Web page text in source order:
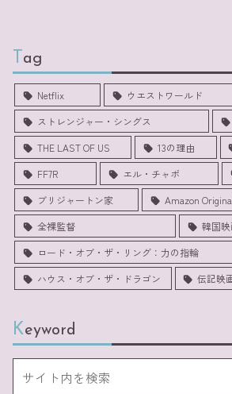
Tag
Netflix ウエストワールド
ストレンジャー・シングス
THE LAST OF US
13の理由
FF7R
エル・チャポ
ブリジャートン家
Amazon
全裸監督
韓国映
ロード・オブ・ザ・リング：力の指輪
ハウス・オブ・ザ・ドラゴン
伝記映
Keyword